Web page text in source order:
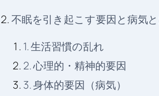
不眠を引き起こす要因と病気
1. 生活習慣の乱れ
2. 心理的・精神的要因
3. 身体的要因（病気）